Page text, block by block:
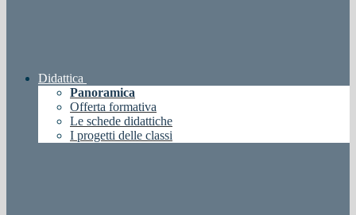
Didattica
Panoramica
Offerta formativa
Le schede didattiche
I progetti delle classi